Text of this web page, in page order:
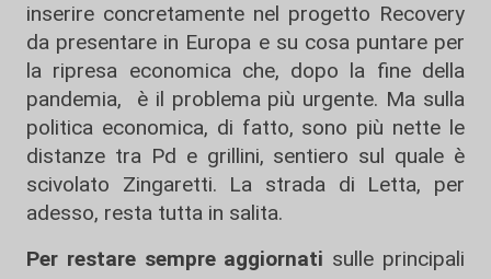
inserire concretamente nel progetto Recovery
da presentare in Europa e su cosa puntare per
la ripresa economica che, dopo la fine della
pandemia, è il problema più urgente. Ma sulla
politica economica, di fatto, sono più nette le
distanze tra Pd e grillini, sentiero sul quale è
scivolato Zingaretti. La strada di Letta, per
adesso, resta tutta in salita.
Per restare sempre aggiornati sulle principali